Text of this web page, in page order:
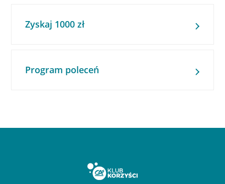
Zyskaj 1000 zł
Program poleceń